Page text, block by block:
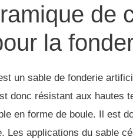
de
la
un sable de fonderie
donc résistant aux hautes
en forme de boule. Il est
Les applications du sable